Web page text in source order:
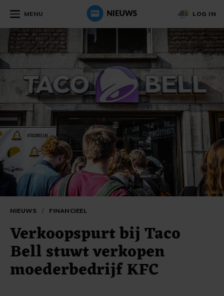
MENU LOG IN
NIEUWS / FINANCIEEL
Verkoopspurt bij Taco
Bell stuwt verkopen
moederbedrijf KFC